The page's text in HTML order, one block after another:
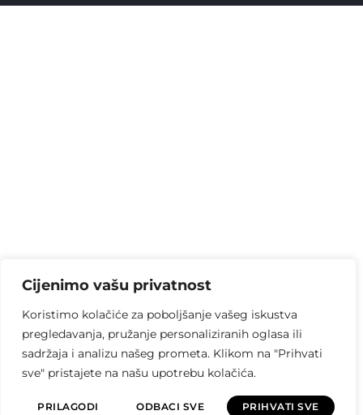
Cijenimo vašu privatnost
Koristimo kolačiće za poboljšanje vašeg iskustva
pregledavanja, pružanje personaliziranih oglasa ili
sadržaja i analizu našeg prometa. Klikom na "Prihvati
sve" pristajete na našu upotrebu kolačića.
PRILAGODI ODBACI SVE PRIHVATI SVE